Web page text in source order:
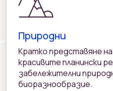
Природни
Кратко представяне
красивите планински
забележителни
биоразнообразиe.